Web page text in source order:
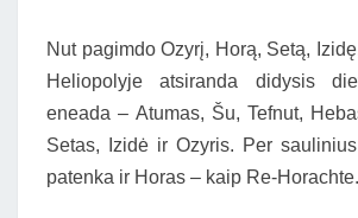
Nut pagimdo Ozyrį, Horą, Setą,
Heliopolyje atsiranda didysis
eneada – Atumas, Šu, Tefnut,
Setas, Izidė ir Ozyris. Per
patenka ir Horas – kaip Re-Horachte.